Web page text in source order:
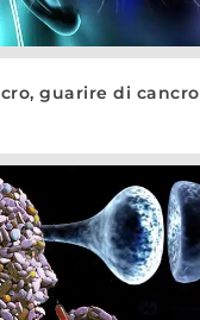
guarire di cancro